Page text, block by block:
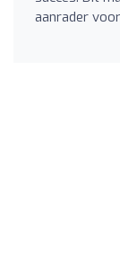
aanrader